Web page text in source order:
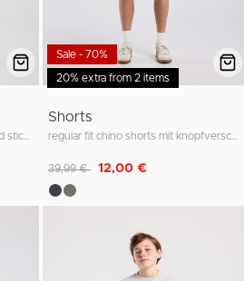
20% extra from 2 items
Sale - 70%
Shorts
Reduziert von
39,99 € auf
12,00 €